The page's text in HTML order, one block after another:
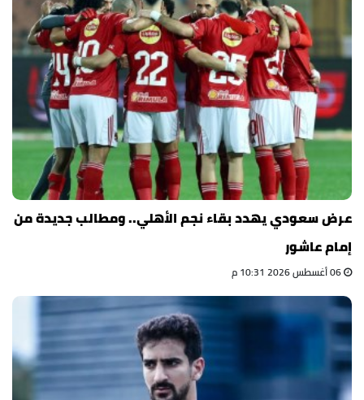
عرض سعودي يهدد بقاء نجم الأهلي.. ومطالب جديدة من
إمام عاشور